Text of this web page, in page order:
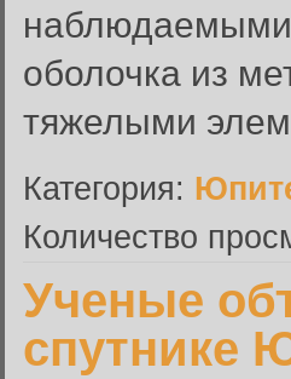
оболочка из
тяжелыми
Категория:
Количество
Ученые
спутнике